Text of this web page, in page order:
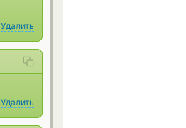
Удалить
Удалить